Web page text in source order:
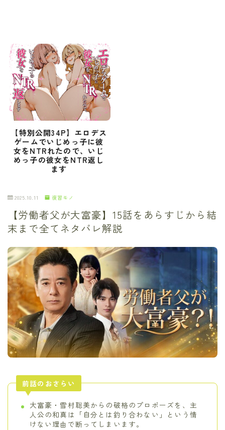
【特別公開34P】エロデス
ゲームでいじめっ子に彼
女をNTRれたので、いじ
めっ子の彼女をNTR返し
ます
2025.10.11 復習モノ
【労働者父が大富豪】15話をあらすじから結
末まで全てネタバレ解説
前話のおさらい
大富豪・雪村聡美からの破格のプロポーズを、主
人公の和真は「自分とは釣り合わない」という情
けない理由で断ってしまいます。